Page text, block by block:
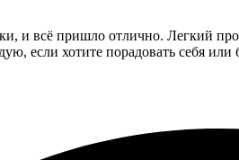
и всё пришло отлично. Легкий
если хотите порадовать себя или